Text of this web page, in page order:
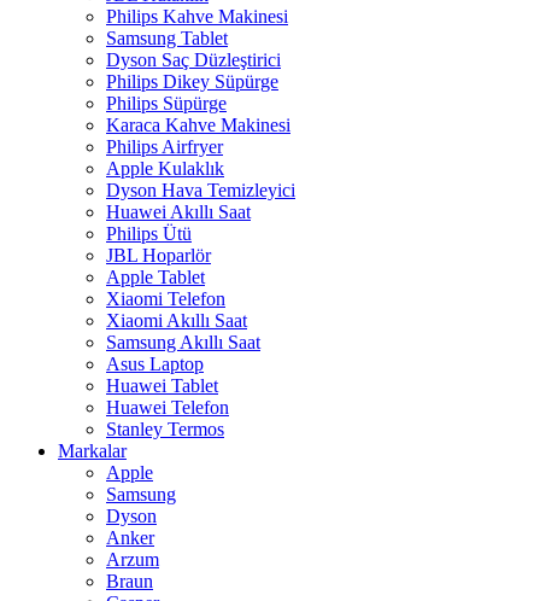
Philips Kahve Makinesi
Samsung Tablet
Dyson Saç Düzleştirici
Philips Dikey Süpürge
Philips Süpürge
Karaca Kahve Makinesi
Philips Airfryer
Apple Kulaklık
Dyson Hava Temizleyici
Huawei Akıllı Saat
Philips Ütü
JBL Hoparlör
Apple Tablet
Xiaomi Telefon
Xiaomi Akıllı Saat
Samsung Akıllı Saat
Asus Laptop
Huawei Tablet
Huawei Telefon
Stanley Termos
Markalar
Apple
Samsung
Dyson
Anker
Arzum
Braun